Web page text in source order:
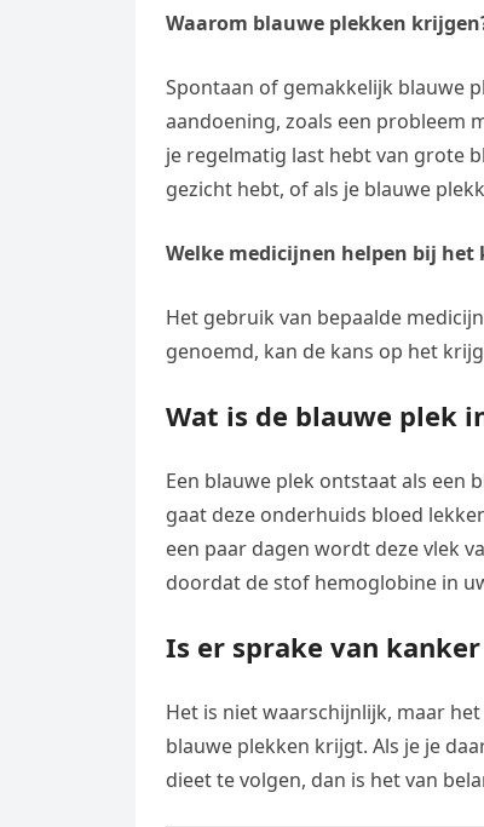
Waarom blauwe plekken
Spontaan of gemakkelijk blauwe
aandoening, zoals een probleem
je regelmatig last hebt van grote
gezicht hebt, of als je blauwe
Welke medicijnen helpen bij
Het gebruik van bepaalde
genoemd, kan de kans op het
Wat is de blauwe plek
Een blauwe plek ontstaat als een
gaat deze onderhuids bloed
een paar dagen wordt deze vlek
doordat de stof hemoglobine in
Is er sprake van
Het is niet waarschijnlijk, maar
blauwe plekken krijgt. Als je je
dieet te volgen, dan is het van